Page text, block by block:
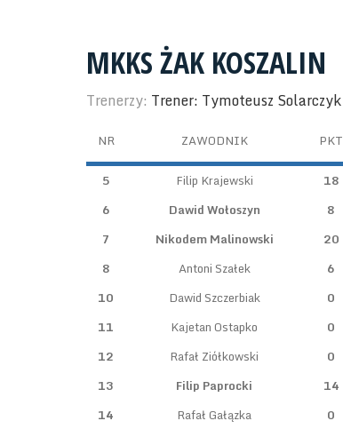
MKKS ŻAK KOSZALIN
Trenerzy: Trener: Tymoteusz Solarczyk
NR ZAWODNIK PKT
5 Filip Krajewski 18
6
Dawid Wołoszyn 8
7
Nikodem Malinowski 20
8
Antoni Szałek 6
10
Dawid Szczerbiak 0
11
Kajetan Ostapko 0
12
Rafał Ziółkowski 0
13
Filip Paprocki 14
14
Rafał Gałązka 0